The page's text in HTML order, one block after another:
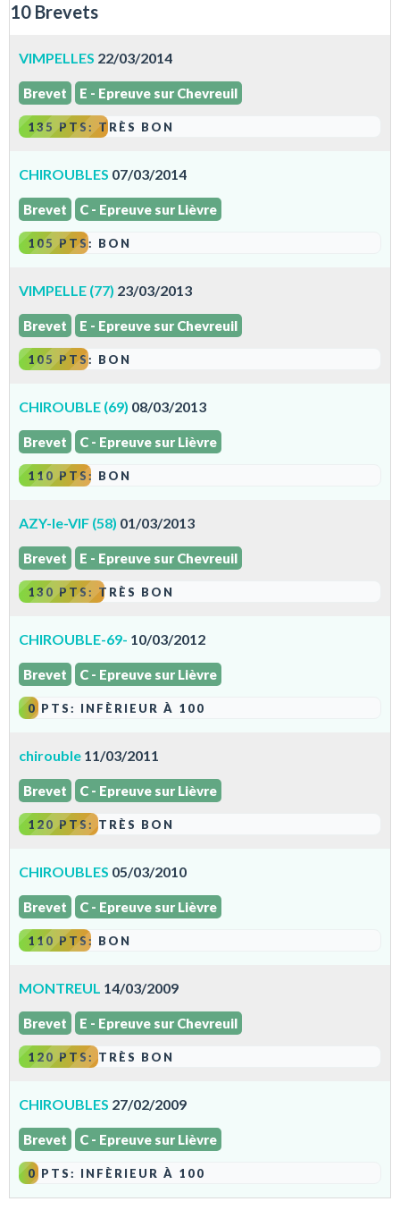
10 Brevets
VIMPELLES 22/03/2014
Brevet E - Epreuve sur Chevreuil
135 PTS: TRÈS BON
CHIROUBLES 07/03/2014
Brevet C - Epreuve sur Lièvre
105 PTS: BON
VIMPELLE (77) 23/03/2013
Brevet E - Epreuve sur Chevreuil
105 PTS: BON
CHIROUBLE (69) 08/03/2013
Brevet C - Epreuve sur Lièvre
110 PTS: BON
AZY-le-VIF (58) 01/03/2013
Brevet E - Epreuve sur Chevreuil
130 PTS: TRÈS BON
CHIROUBLE-69- 10/03/2012
Brevet C - Epreuve sur Lièvre
0 PTS: INFÈRIEUR À 100
chirouble 11/03/2011
Brevet C - Epreuve sur Lièvre
120 PTS: TRÈS BON
CHIROUBLES 05/03/2010
Brevet C - Epreuve sur Lièvre
110 PTS: BON
MONTREUL 14/03/2009
Brevet E - Epreuve sur Chevreuil
120 PTS: TRÈS BON
CHIROUBLES 27/02/2009
Brevet C - Epreuve sur Lièvre
0 PTS: INFÈRIEUR À 100